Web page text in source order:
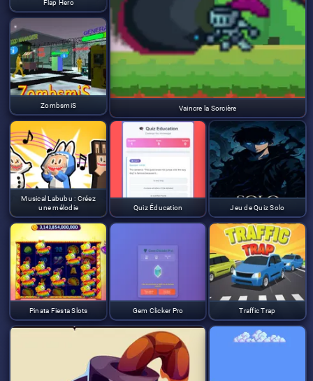
Flap Hero
Vaincre la Sorcière
ZombsmiS
Musical Labubu : Créez
une mélodie
Quiz Éducation Jeu de Quiz Solo
Pinata Fiesta Slots Gem Clicker Pro Traffic Trap